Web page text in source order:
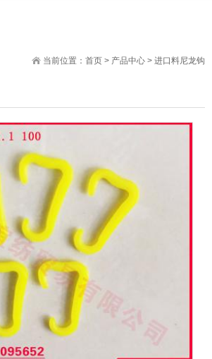
当前位置： 首页 > 产品中心 > 进口料尼龙钩